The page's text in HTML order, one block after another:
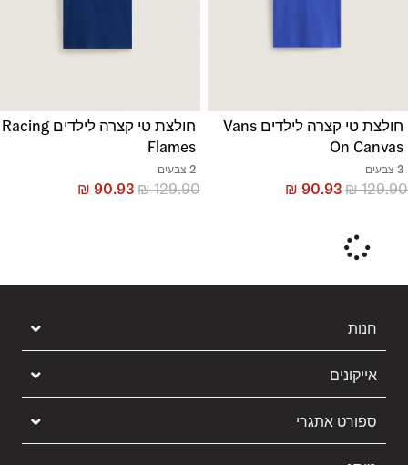
חולצת טי קצרה לילדים Vans
On Canvas
3 צבעים
₪129.90
₪ 90.93
חולצת טי קצרה לילדים Racing
Flames
2 צבעים
₪129.90
₪ 90.93
חנות
אייקונים
ספורט אתגרי